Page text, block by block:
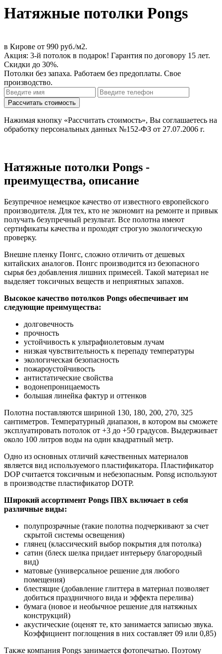
Натяжные потолки Pongs
в Кирове от 990 руб./м2.
Акция: 3-й потолок в подарок! Гарантия по договору 15 лет.
Скидки до 30%.
Потолки без запаха. Работаем без предоплаты. Свое
производство.
Нажимая кнопку «Рассчитать стоимость», Вы соглашаетесь на
обработку персональных данных №152-ФЗ от 27.07.2006 г.
Натяжные потолки Pongs -
преимущества, описание
Безупречное немецкое качество от известного европейского
производителя. Для тех, кто не экономит на ремонте и привык
получать безупречный результат. Все полотна имеют
сертификаты качества и проходят строгую экологическую
проверку.
Внешне пленку Понгс, сложно отличить от дешевых
китайских аналогов. Понгс производится из безопасного
сырья без добавления лишних примесей. Такой материал не
выделяет токсичных веществ и неприятных запахов.
Высокое качество потолков Pongs обеспечивает им
следующие преимущества:
долговечность
прочность
устойчивость к ультрафиолетовым лучам
низкая чувствительность к перепаду температуры
экологическая безопасность
пожароустойчивость
антистатические свойства
водонепроницаемость
большая линейка фактур и оттенков
Полотна поставляются шириной 130, 180, 200, 270, 325
сантиметров. Температурный диапазон, в котором вы сможете
эксплуатировать потолок от +3 до +50 градусов. Выдерживает
около 100 литров воды на один квадратный метр.
Одно из основных отличий качественных материалов
является вид используемого пластификатора. Пластификатор
DOP считается токсичным и небезопасным. Ponsg используют
в производстве пластификатор DOTP.
Широкий ассортимент Pongs ПВХ включает в себя
различные виды:
полупрозрачные (такие полотна подчеркивают за счет
скрытой системы освещения)
глянец (классический выбор покрытия для потолка)
сатин (блеск шелка придает интерьеру благородный
вид)
матовые (универсальное решение для любого
помещения)
блестящие (добавление глиттера в материал позволяет
добиться праздничного вида и эффекта перелива)
бумага (новое и необычное решение для натяжных
конструкций)
акустические (оценят те, кто занимается записью звука.
Коэффициент поглощения в них составляет 09 или 0,85)
Также компания Pongs занимается фотопечатью. Поэтому